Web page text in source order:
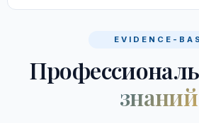
EVIDENCE-
знаний